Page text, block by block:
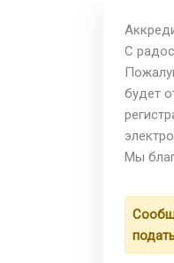
С
будет
Мы